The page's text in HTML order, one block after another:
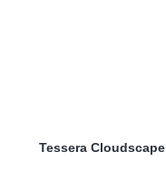
Tessera Cloudscape